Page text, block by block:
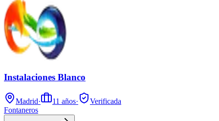
Instalaciones Blanco
Madrid· 11 años·
Verificada
Fontaneros